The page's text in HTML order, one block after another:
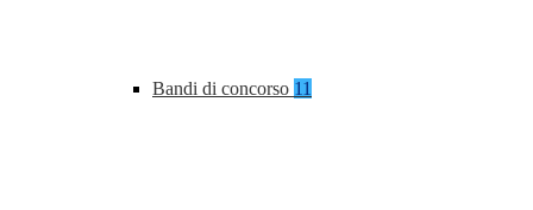
Bandi di concorso 11